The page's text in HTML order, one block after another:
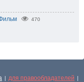
470
| для правообладателей |